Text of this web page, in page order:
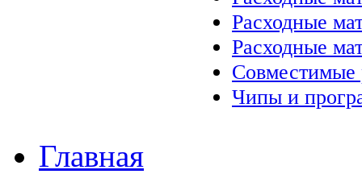
Расходные
Расходные
Совместимые
Чипы и
Главная